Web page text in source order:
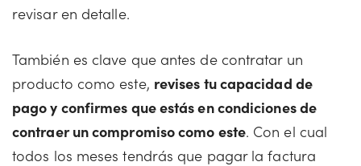
revisar en detalle.
También es clave que antes de contratar un
producto como este, revises tu capacidad de
pago y confirmes que estás en condiciones de
contraer un compromiso como este. Con el cual
todos los meses tendrás que pagar la factura